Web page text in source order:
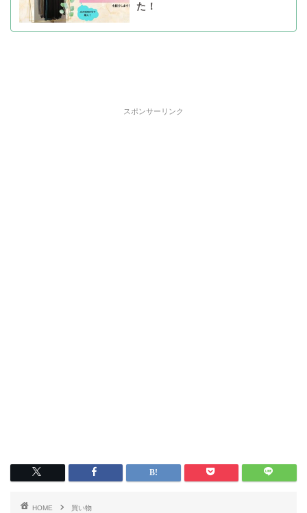
た！
スポンサーリンク
HOME
買い物